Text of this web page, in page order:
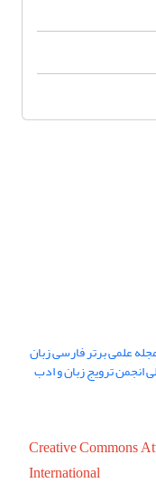
علمی برتر فارسی زبان
انجمن ترویج زبان و ادب
Creative Commons
International